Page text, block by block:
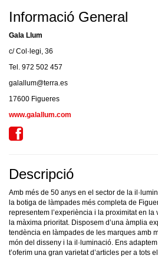
Informació General
Gala Llum
c/ Col·legi, 36
Tel. 972 502 457
galallum@terra.es
17600 Figueres
www.galallum.com
Descripció
Amb més de 50 anys en el sector de la
la botiga de làmpades més completa de
representem l’experiència i la proximitat en
la màxima prioritat. Disposem d’una àmplia
tendència en làmpades de les marques amb
món del disseny i la il·luminació. Ens
t’oferim una gran varietat d’articles per a tots